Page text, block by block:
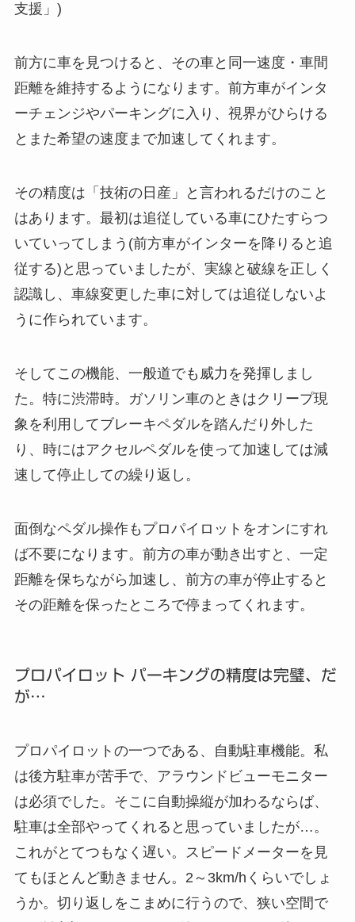
支援」)
前方に車を見つけると、その車と同一速度・車間
距離を維持するようになります。前方車がインタ
ーチェンジやパーキングに入り、視界がひらける
とまた希望の速度まで加速してくれます。
その精度は「技術の日産」と言われるだけのこと
はあります。最初は追従している車にひたすらつ
いていってしまう(前方車がインターを降りると追
従する)と思っていましたが、実線と破線を正しく
認識し、車線変更した車に対しては追従しないよ
うに作られています。
そしてこの機能、一般道でも威力を発揮しまし
た。特に渋滞時。ガソリン車のときはクリープ現
象を利用してブレーキペダルを踏んだり外した
り、時にはアクセルペダルを使って加速しては減
速して停止しての繰り返し。
面倒なペダル操作もプロパイロットをオンにすれ
ば不要になります。前方の車が動き出すと、一定
距離を保ちながら加速し、前方の車が停止すると
その距離を保ったところで停まってくれます。
プロパイロット パーキングの精度は完璧、だ
が…
プロパイロットの一つである、自動駐車機能。私
は後方駐車が苦手で、アラウンドビューモニター
は必須でした。そこに自動操縦が加わるならば、
駐車は全部やってくれると思っていましたが…。
これがとてつもなく遅い。スピードメーターを見
てもほとんど動きません。2～3km/hくらいでしょ
うか。切り返しをこまめに行うので、狭い空間で